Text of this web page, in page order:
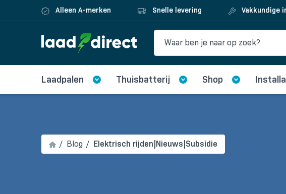
Alleen A-merken Snelle levering Vakkundige
Laadpalen Thuisbatterij Shop
Blog Elektrisch rijden|Nieuws|Subsidie